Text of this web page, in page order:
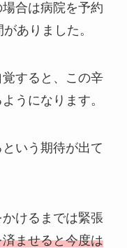
合は病院を予約
ありました。
すると、この辛
うになります。
いう期待が出て
けるまでは緊張
ませると今度は